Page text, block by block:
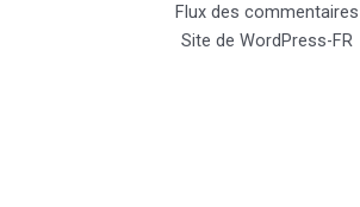
Flux des commentaires
Site de WordPress-FR